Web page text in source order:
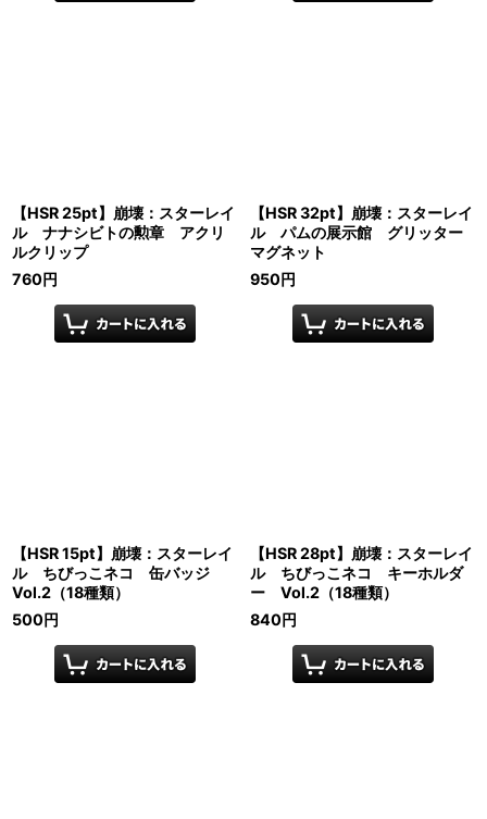
【HSR 25pt】崩壊：スターレイ
ル ナナシビトの勲章 アクリ
ルクリップ
760円
【HSR 32pt】崩壊：スターレイ
ル パムの展示館 グリッター
マグネット
950円
【HSR 15pt】崩壊：スターレイ
ル ちびっこネコ 缶バッジ
Vol.2（18種類）
500円
【HSR 28pt】崩壊：スターレイ
ル ちびっこネコ キーホルダ
ー Vol.2（18種類）
840円